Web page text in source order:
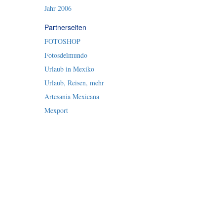
Jahr 2006
Partnerseiten
FOTOSHOP
Fotosdelmundo
Urlaub in Mexiko
Urlaub, Reisen, mehr
Artesania Mexicana
Mexport